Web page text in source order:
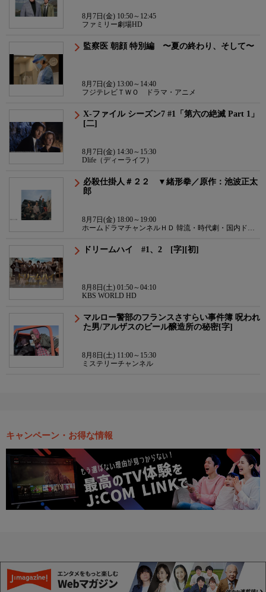
8月7日(金) 10:50～12:45
ファミリー劇場HD
監察医 朝顔 特別編 〜夏の終わり、そして〜
8月7日(金) 13:00～14:40
フジテレビＴＷＯ ドラマ・アニメ
X-ファイル シーズン7 #1「第六の絶滅 Part 1」
[二]
8月7日(金) 14:30～15:30
Dlife（ディーライフ）
必殺仕掛人＃２２ ▼緒形拳／原作：池波正太
郎
8月7日(金) 18:00～19:00
ホームドラマチャンネルＨＤ 韓流・時代劇・国内ドラ
ドリームハイ #1、2 [字][初]
8月8日(土) 01:50～04:10
KBS WORLD HD
マルロー警部のフランスさすらい事件簿 呪われ
た男/アルザスのビール醸造所の秘密[字]
8月8日(土) 11:00～15:30
ミステリーチャンネル
キャンペーン・お得な情報